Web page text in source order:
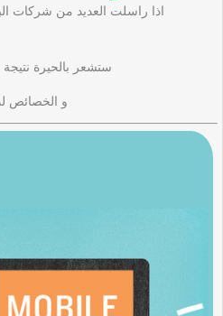
اذا راسلت العديد من شركات
ستشعر بالحيرة نتيجة
و الخصائص